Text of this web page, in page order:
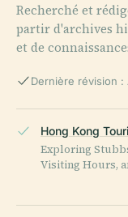
Recherché et
partir d'archives
et de
Dernière révision :
Hong Kong
Exploring
Visiting Hours,